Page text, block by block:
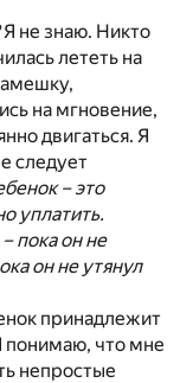
Я не знаю. Никто
лететь на
на мгновение,
двигаться. Я
следует
– это
уплатить.
– пока он не
он не утянул
принадлежит
понимаю, что мне
непростые